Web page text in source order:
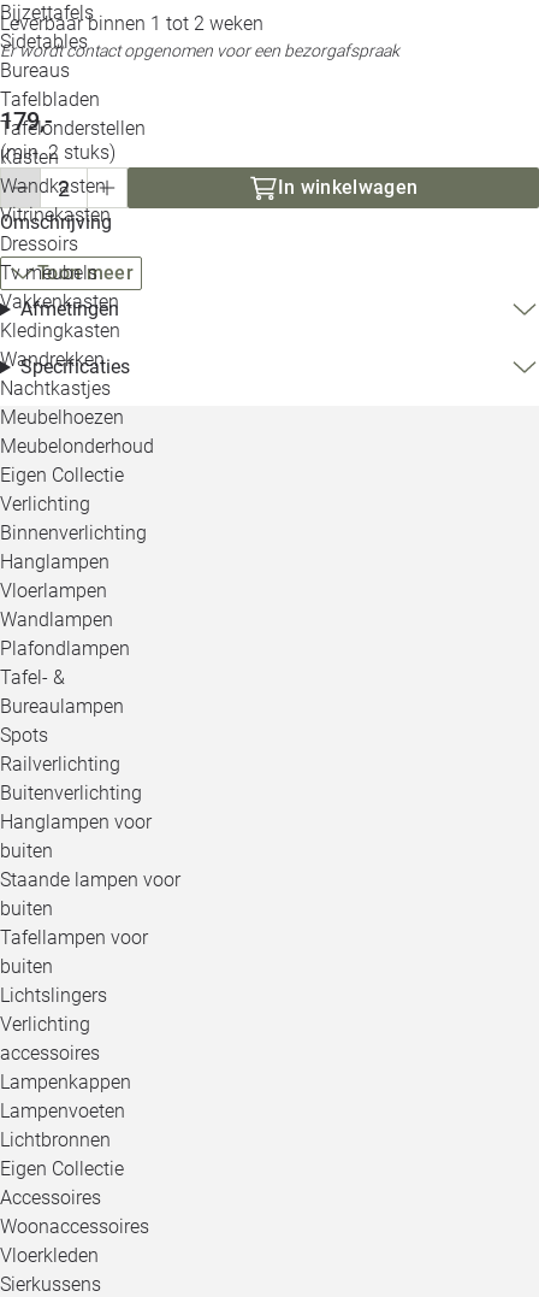
Bijzettafels
Sidetables
Bureaus
Tafelbladen
Tafelonderstellen
Kasten
Wandkasten
Vitrinekasten
Dressoirs
Tv meubels
Vakkenkasten
Kledingkasten
Wandrekken
Nachtkastjes
Meubelhoezen
Meubelonderhoud
Eigen Collectie
Verlichting
Binnenverlichting
Hanglampen
Vloerlampen
Wandlampen
Plafondlampen
Tafel- &
Bureaulampen
Spots
Railverlichting
Buitenverlichting
Hanglampen voor
buiten
Staande lampen voor
buiten
Tafellampen voor
buiten
Lichtslingers
Verlichting
accessoires
Lampenkappen
Lampenvoeten
Lichtbronnen
Eigen Collectie
Accessoires
Woonaccessoires
Vloerkleden
Sierkussens
Leverbaar binnen 1 tot 2 weken
Er wordt contact opgenomen voor een bezorgafspraak
179,-
(min. 2 stuks)
In winkelwagen
Omschrijving
Toon meer
Afmetingen
Specificaties